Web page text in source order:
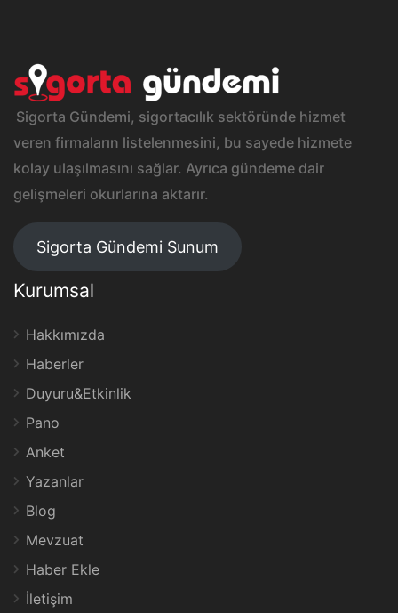
Sigorta Gündemi, sigortacılık sektöründe hizmet
veren firmaların listelenmesini, bu sayede hizmete
kolay ulaşılmasını sağlar. Ayrıca gündeme dair
gelişmeleri okurlarına aktarır.
Sigorta Gündemi Sunum
Kurumsal
Hakkımızda
Haberler
Duyuru&Etkinlik
Pano
Anket
Yazanlar
Blog
Mevzuat
Haber Ekle
İletişim